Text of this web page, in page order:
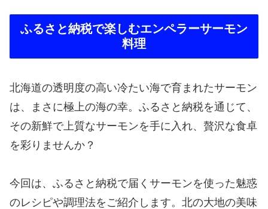
ふるさと納税で楽しむエンペラーサーモン
料理
北海道の透明度の高い冷たい海で育まれたサーモン
は、まさに極上の海の幸。ふるさと納税を通じて、
その新鮮で上質なサーモンを手に入れ、贅沢な食卓
を彩りませんか？
今回は、ふるさと納税で届くサーモンを使った魅惑
のレシピや調理法をご紹介します。北の大地の美味